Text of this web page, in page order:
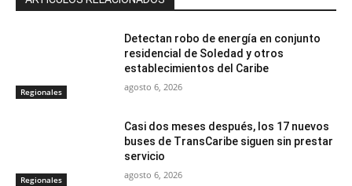
Regionales
Detectan robo de energía en conjunto
residencial de Soledad y otros
establecimientos del Caribe
agosto 6, 2026
Regionales
Casi dos meses después, los 17 nuevos
buses de TransCaribe siguen sin prestar
servicio
agosto 6, 2026